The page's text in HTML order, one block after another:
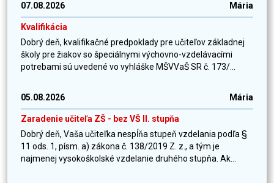
07.08.2026 Mária
Kvalifikácia
Dobrý deň, kvalifikačné predpoklady pre učiteľov základnej
školy pre žiakov so špeciálnymi výchovno-vzdelávacími
potrebami sú uvedené vo vyhláške MŠVVaŠ SR č. 173/...
05.08.2026 Mária
Zaradenie učiteľa ZŠ - bez VŠ II. stupňa
Dobrý deň, Vaša učiteľka nespĺňa stupeň vzdelania podľa §
11 ods. 1, písm. a) zákona č. 138/2019 Z. z., a tým je
najmenej vysokoškolské vzdelanie druhého stupňa. Ak...